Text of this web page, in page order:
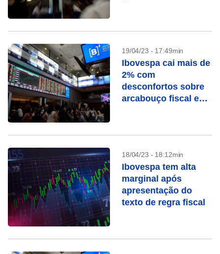
19/04/23 - 17:49min
Ibovespa cai mais de
2% com
desconfortos sobre
arcabouço fiscal e
18/04/23 - 18:12min
Ibovespa tem alta
marginal após
apresentação do
texto de regra fiscal